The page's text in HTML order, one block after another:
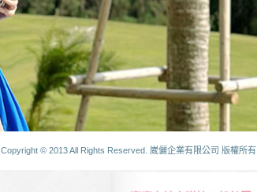
Copyright © 2013 All Rights Reserved. 崴儷企業有限公司 版權所有